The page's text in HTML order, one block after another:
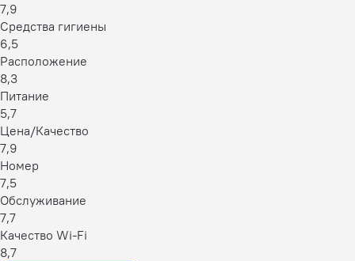
7,9
Средства гигиены
6,5
Расположение
8,3
Питание
5,7
Цена/Качество
7,9
Номер
7,5
Обслуживание
7,7
Качество Wi-Fi
8,7